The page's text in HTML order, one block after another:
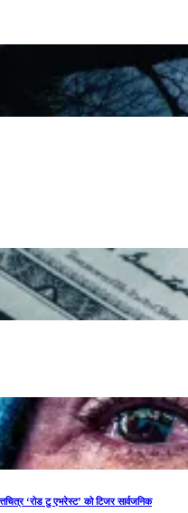
‘रोड टु एभरेस्ट’ को टिजर सार्वजनिक